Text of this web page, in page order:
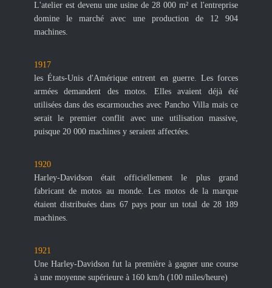
L'atelier est devenu une usine de 28 000 m² et l'entreprise
domine le marché avec une production de 12 904
machines.
1917
les États-Unis d'Amérique entrent en guerre. Les forces
armées demandent des motos. Elles avaient déjà été
utilisées dans des escarmouches avec Pancho Villa mais ce
serait le premier conflit avec une utilisation massive,
puisque 20 000 machines y seraient affectées.
1920
Harley-Davidson était officiellement le plus grand
fabricant de motos au monde. Les motos de la marque
étaient distribuées dans 67 pays pour un total de 28 189
machines.
1921
Une Harley-Davidson fut la première à gagner une course
à une moyenne supérieure à 160 km/h (100 miles/heure)